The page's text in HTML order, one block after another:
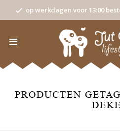
op werkdagen voor 13:00
PRODUCTEN